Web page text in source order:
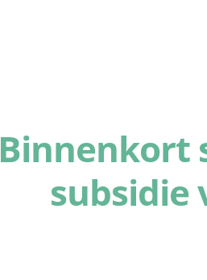
Binnenkort
subsidie